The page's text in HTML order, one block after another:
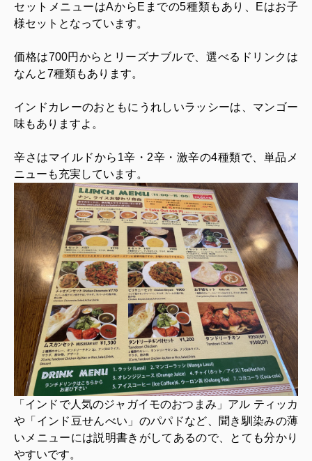
セットメニューはAから E までの5種類もあり、 Eはお子
様セットとなっています。
価格は700円からとリーズナブルで、選べるドリンクは
なんと7種類もあります。
インドカレーのおともにうれしいラッシーは、マンゴー
味もありますよ。
辛さはマイルドから 1辛・ 2辛・激辛の4種類で、単品メ
ニューも充実しています。
「インドで人気のジャガイモのおつまみ」アル ティッカ
や「インド豆せんべい」のパパドなど、聞き馴染みの薄
いメニューには説明書きがしてあるので、とても分かり
やすいです。